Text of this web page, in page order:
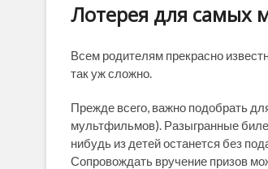
Лотерея для самых
Всем родителям прекрасно
так уж сложно.
Прежде всего, важно подобрать
мультфильмов). Разыгранные
нибудь из детей останется без
Сопровождать вручение призов